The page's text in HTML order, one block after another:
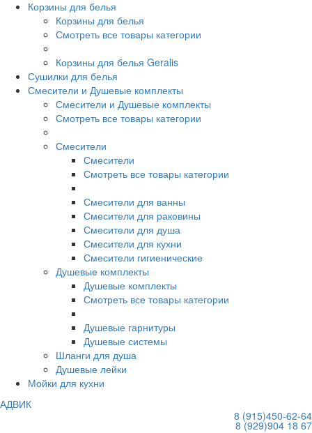
Корзины для белья
Корзины для белья
Смотреть все товары категории
Корзины для белья Geralis
Сушилки для белья
Смесители и Душевые комплекты
Смесители и Душевые комплекты
Смотреть все товары категории
Смесители
Смесители
Смотреть все товары категории
Смесители для ванны
Смесители для раковины
Смесители для душа
Смесители для кухни
Смесители гигиенические
Душевые комплекты
Душевые комплекты
Смотреть все товары категории
Душевые гарнитуры
Душевые системы
Шланги для душа
Душевые лейки
Мойки для кухни
АДВИК
8 (915)450-62-64
8 (929)904 18 67